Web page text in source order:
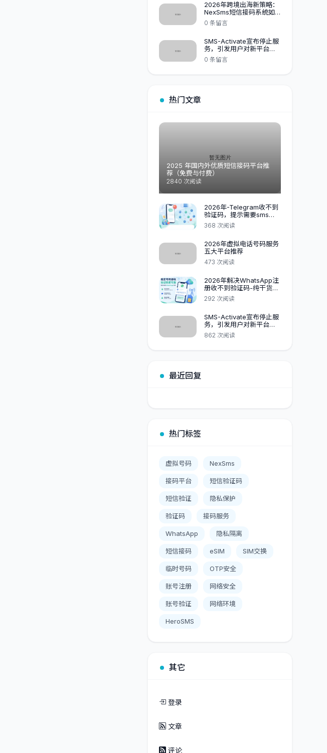
2026年跨境出海新策略：
NexSms短信接码系统如
何助力企业高效增长？
0 条留言
SMS-Activate宣布停止服
务，引发用户对新平台
HeroSMS的质疑,NexSMS
黑马杀出
0 条留言
热门文章
2025 年国内外优质短信接码平台推
荐（免费与付费）
2840 次阅读
2026年-Telegram收不到
验证码，提示需要sms
fee短信费，一站式解决办
法
368 次阅读
2026年虚拟电话号码服务
五大平台推荐
473 次阅读
2026年解决WhatsApp注
册收不到验证码-纯干货必
看
292 次阅读
SMS-Activate宣布停止服
务，引发用户对新平台
HeroSMS的质疑,NexSMS
黑马杀出
862 次阅读
最近回复
热门标签
虚拟号码 NexSms
接码平台 短信验证码
短信验证 隐私保护
验证码 接码服务
WhatsApp 隐私隔离
短信接码 eSIM SIM交换
临时号码 OTP安全
账号注册 网络安全
账号验证 网络环境
HeroSMS
其它
登录
文章
评论